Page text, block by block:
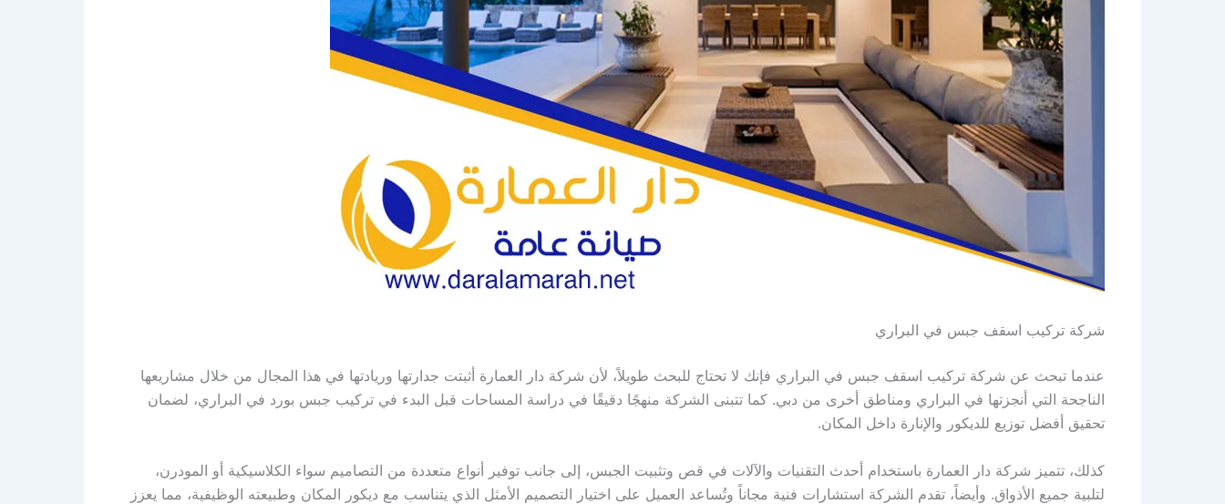
شركة تركيب اسقف جبس في البراري
عندما تبحث عن شركة تركيب اسقف جبس في البراري فإنك لا تحتاج للبحث طويلاً، لأن شركة دار العمارة أثبتت جدارتها وريادتها في هذا المجال من خلال مشاريعها
الناجحة التي أنجزتها في البراري ومناطق أخرى من دبي. كما تتبنى الشركة منهجًا دقيقًا في دراسة المساحات قبل البدء في تركيب جبس بورد في البراري، لضمان
تحقيق أفضل توزيع للديكور والإنارة داخل المكان.
كذلك، تتميز شركة دار العمارة باستخدام أحدث التقنيات والآلات في قص وتثبيت الجبس، إلى جانب توفير أنواع متعددة من التصاميم سواء الكلاسيكية أو المودرن،
لتلبية جميع الأذواق. وأيضاً، تقدم الشركة استشارات فنية مجاناً وتُساعد العميل على اختيار التصميم الأمثل الذي يتناسب مع ديكور المكان وطبيعته الوظيفية، مما يعزز